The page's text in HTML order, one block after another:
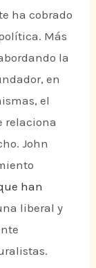
ha cobrado
Más
la
en
el
relaciona
John
han
liberal y